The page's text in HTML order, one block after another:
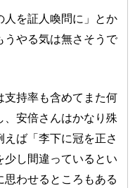
人を証人喚問に」とか
うやる気は無さそうで
支持率も含めてまた何
安倍さんはかなり殊
ば「李下に冠を正さ
し間違っているとい
思わせるところもある